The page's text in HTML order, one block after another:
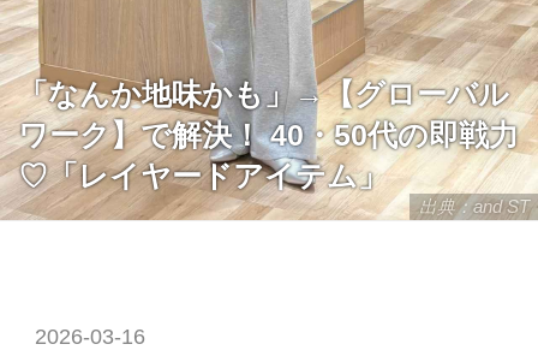
出典：and ST
「なんか地味かも」→【グローバル
ワーク】で解決！ 40・50代の即戦力
♡「レイヤードアイテム」
2026-03-16